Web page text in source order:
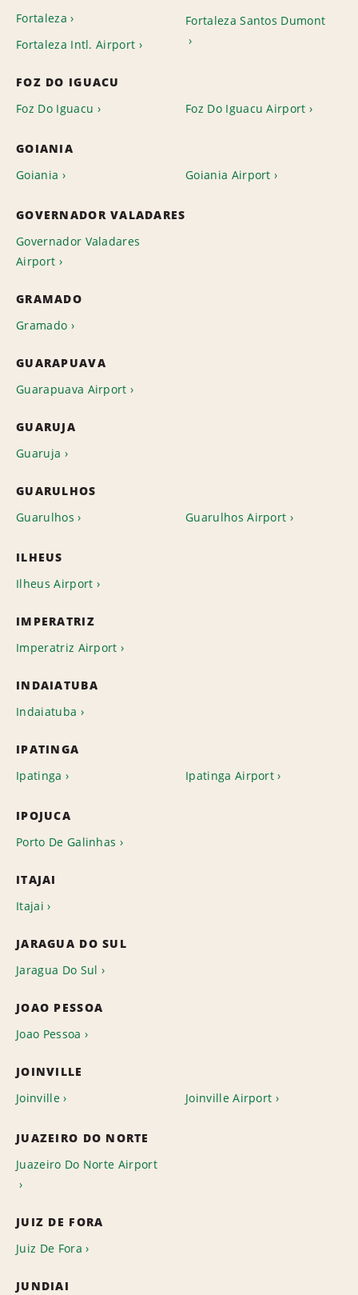
Fortaleza
Fortaleza Intl. Airport
Fortaleza Santos Dumont
FOZ DO IGUACU
Foz Do Iguacu
Foz Do Iguacu Airport
GOIANIA
Goiania
Goiania Airport
GOVERNADOR VALADARES
Governador Valadares
Airport
GRAMADO
Gramado
GUARAPUAVA
Guarapuava Airport
GUARUJA
Guaruja
GUARULHOS
Guarulhos
Guarulhos Airport
ILHEUS
Ilheus Airport
IMPERATRIZ
Imperatriz Airport
INDAIATUBA
Indaiatuba
IPATINGA
Ipatinga
Ipatinga Airport
IPOJUCA
Porto De Galinhas
ITAJAI
Itajai
JARAGUA DO SUL
Jaragua Do Sul
JOAO PESSOA
Joao Pessoa
JOINVILLE
Joinville
Joinville Airport
JUAZEIRO DO NORTE
Juazeiro Do Norte Airport
JUIZ DE FORA
Juiz De Fora
JUNDIAI